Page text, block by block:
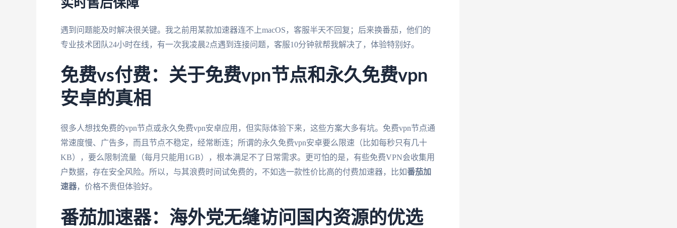
实时售后保障
遇到问题能及时解决很关键。我之前用某款加速器连不上macOS，客服半天不回复；后来换番茄，他们的
专业技术团队24小时在线，有一次我凌晨2点遇到连接问题，客服10分钟就帮我解决了，体验特别好。
免费vs付费：关于免费vpn节点和永久免费vpn
安卓的真相
很多人想找免费的vpn节点或永久免费vpn安卓应用，但实际体验下来，这些方案大多有坑。免费vpn节点通
常速度慢、广告多，而且节点不稳定，经常断连；所谓的永久免费vpn安卓要么限速（比如每秒只有几十
KB），要么限制流量（每月只能用1GB），根本满足不了日常需求。更可怕的是，有些免费VPN会收集用
户数据，存在安全风险。所以，与其浪费时间试免费的，不如选一款性价比高的付费加速器，比如番茄加
速器，价格不贵但体验好。
番茄加速器：海外党无缝访问国内资源的优选